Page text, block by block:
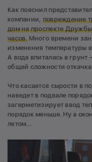
Как пояснил
компании, повреждение
дом на проспекте
часов.Много времени
изменения температуры
А вода впиталась в
общей сложности
Что касается сырости в
наведет в подвале
загерметизирует ввод
порядок меньше. Ну а
летом...